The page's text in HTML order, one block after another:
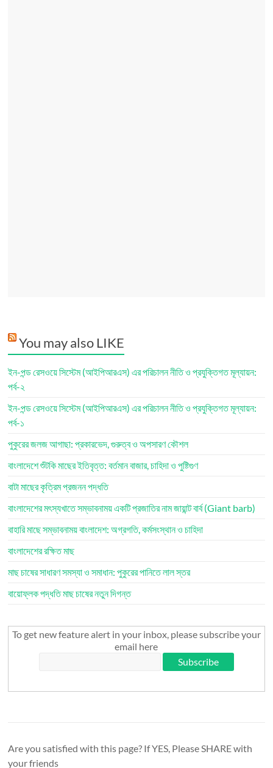
You may also LIKE
ইন-পন্ড রেসওয়ে সিস্টেম (আইপিআরএস) এর পরিচালন নীতি ও প্রযুক্তিগত মূল্যায়ন:
পর্ব-২
ইন-পন্ড রেসওয়ে সিস্টেম (আইপিআরএস) এর পরিচালন নীতি ও প্রযুক্তিগত মূল্যায়ন:
পর্ব-১
পুকুরের জলজ আগাছা: প্রকারভেদ, গুরুত্ব ও অপসারণ কৌশল
বাংলাদেশে শুঁটকি মাছের ইতিবৃত্ত: বর্তমান বাজার, চাহিদা ও পুষ্টিগুণ
বাটা মাছের কৃত্রিম প্রজনন পদ্ধতি
বাংলাদেশের মৎস্যখাতে সম্ভাবনাময় একটি প্রজাতির নাম জায়ান্ট বার্ব (Giant barb)
বাহারি মাছে সম্ভাবনাময় বাংলাদেশ: অগ্রগতি, কর্মসংস্থান ও চাহিদা
বাংলাদেশের রক্ষিত মাছ
মাছ চাষের সাধারণ সমস্যা ও সমাধান: পুকুরের পানিতে লাল স্তর
বায়োফ্লক পদ্ধতি মাছ চাষের নতুন দিগন্ত
To get new feature alert in your inbox, please subscribe your
email here
Are you satisfied with this page? If YES, Please SHARE with
your friends